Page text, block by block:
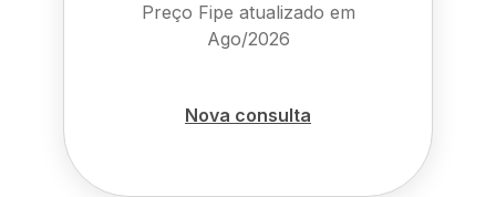
Preço Fipe atualizado em
Ago/2026
Nova consulta